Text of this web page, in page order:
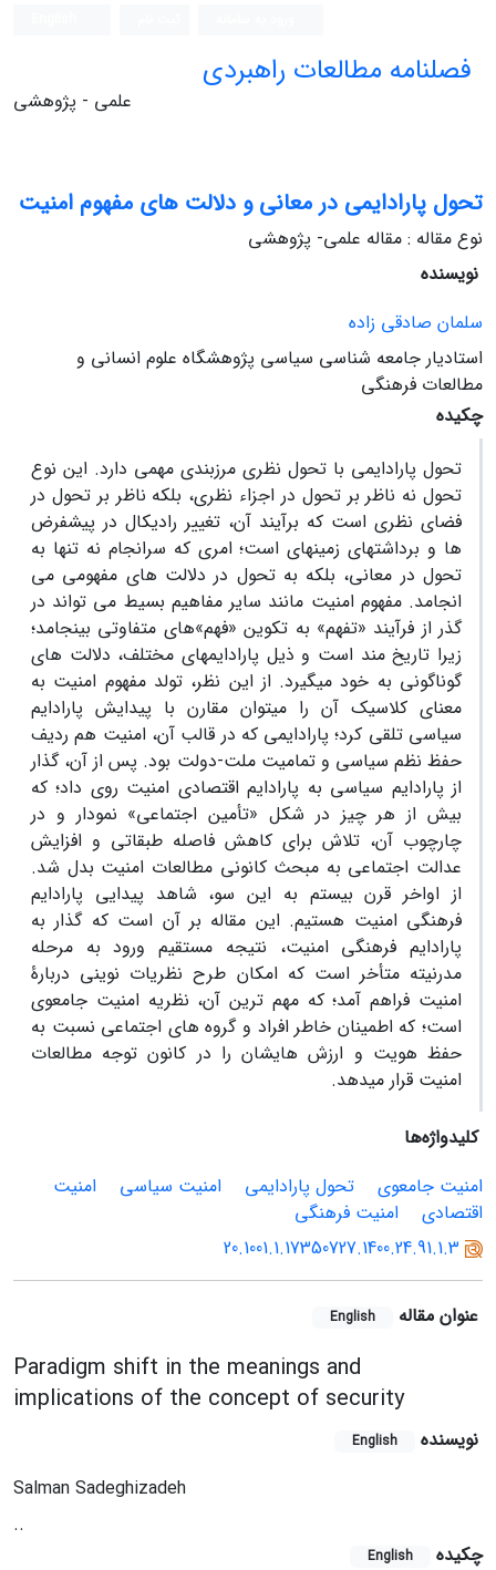
فصلنامه مطالعات راهبردی
علمی - پژوهشی
تحول پارادایمی در معانی و دلالت ‏های مفهوم امنیت
نوع مقاله : مقاله علمی- پژوهشی
نویسنده
سلمان صادقی زاده
استادیار جامعه ‏شناسی سیاسی پژوهشگاه علوم انسانی و
مطالعات فرهنگی
چکیده
تحول پارادایمی با تحول نظری مرزبندی مهمی دارد. این نوع
تحول نه ناظر بر تحول در اجزاء نظری، بلکه ناظر بر تحول در
فضای نظری است که برآیند آن، تغییر رادیکال در پیش‏فرض
‏ها و برداشت‏های زمینه‏ای است؛ امری که سرانجام نه تنها به
تحول در معانی، بلکه به تحول در دلالت های مفهومی می
انجامد. مفهوم امنیت ‏مانند سایر مفاهیم بسیط می ‏تواند در
گذر از فرآیند «تفهم» به تکوین «فهم»‏های متفاوتی بینجامد؛
زیرا تاریخ ‏مند است و ذیل پارادایم‏های مختلف، دلالت ‏های
گوناگونی به خود می‏گیرد. از این نظر، تولد مفهوم امنیت به
معنای کلاسیک آن را می‏توان مقارن با پیدایش پارادایم
سیاسی تلقی کرد؛ پارادایمی که در قالب آن، امنیت هم ‏ردیف
حفظ نظم سیاسی و تمامیت ملت-دولت بود. پس از آن، گذار
از پارادایم سیاسی به پارادایم اقتصادی امنیت روی داد؛ که
بیش از هر چیز در شکل «تأمین اجتماعی» نمودار و در
چارچوب آن، تلاش برای کاهش فاصله طبقاتی و افزایش
عدالت اجتماعی به مبحث کانونی مطالعات امنیت بدل شد.
از اواخر قرن بیستم به این سو، شاهد پیدایی پارادایم
فرهنگی امنیت هستیم. این مقاله بر آن است که گذار به
پارادایم فرهنگی امنیت، نتیجه مستقیم ورود به مرحله‏
مدرنیته متأخر است که امکان طرح نظریات نوینی دربارۀ
امنیت فراهم آمد؛ که مهم ‏ترین آن، نظریه امنیت جامعوی
است؛ که اطمینان‏ خاطر افراد و گروه ‏های اجتماعی نسبت به
حفظ هویت و ارزش هایشان را در کانون توجه مطالعات
امنیت قرار می‏دهد.
کلیدواژه‌ها
امنیت جامعوی
تحول پارادایمی امنیت سیاسی
امنیت
اقتصادی
امنیت فرهنگی
20.1001.1.17350727.1400.24.91.1.3
عنوان مقاله English
Paradigm shift in the meanings and
implications of the concept of security
نویسنده English
Salman Sadeghizadeh
..
چکیده
English